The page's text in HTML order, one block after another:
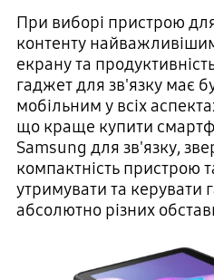
При виборі пристрою
контенту
екрану та
гаджет для зв'язку має
мобільним у всіх
що краще купити
Samsung для зв'язку,
компактність пристрою
утримувати та керувати
абсолютно різних